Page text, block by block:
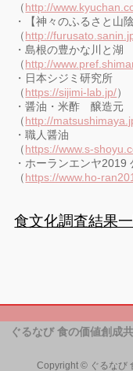
（http://
・【神々のふるさと山
（http://
・島根の豊かな川と湖
（http://
・日本シジミ研究所
（https://sijimi-lab.jp/）
・醤油・米酢 醸造元
（http://
・職人醤油
（https://www.s-
・ホーランエンヤ2019
（https://www.ho-
食文化調査結果
ぐるなび 食の価値創成
Copyright © ぐるなび